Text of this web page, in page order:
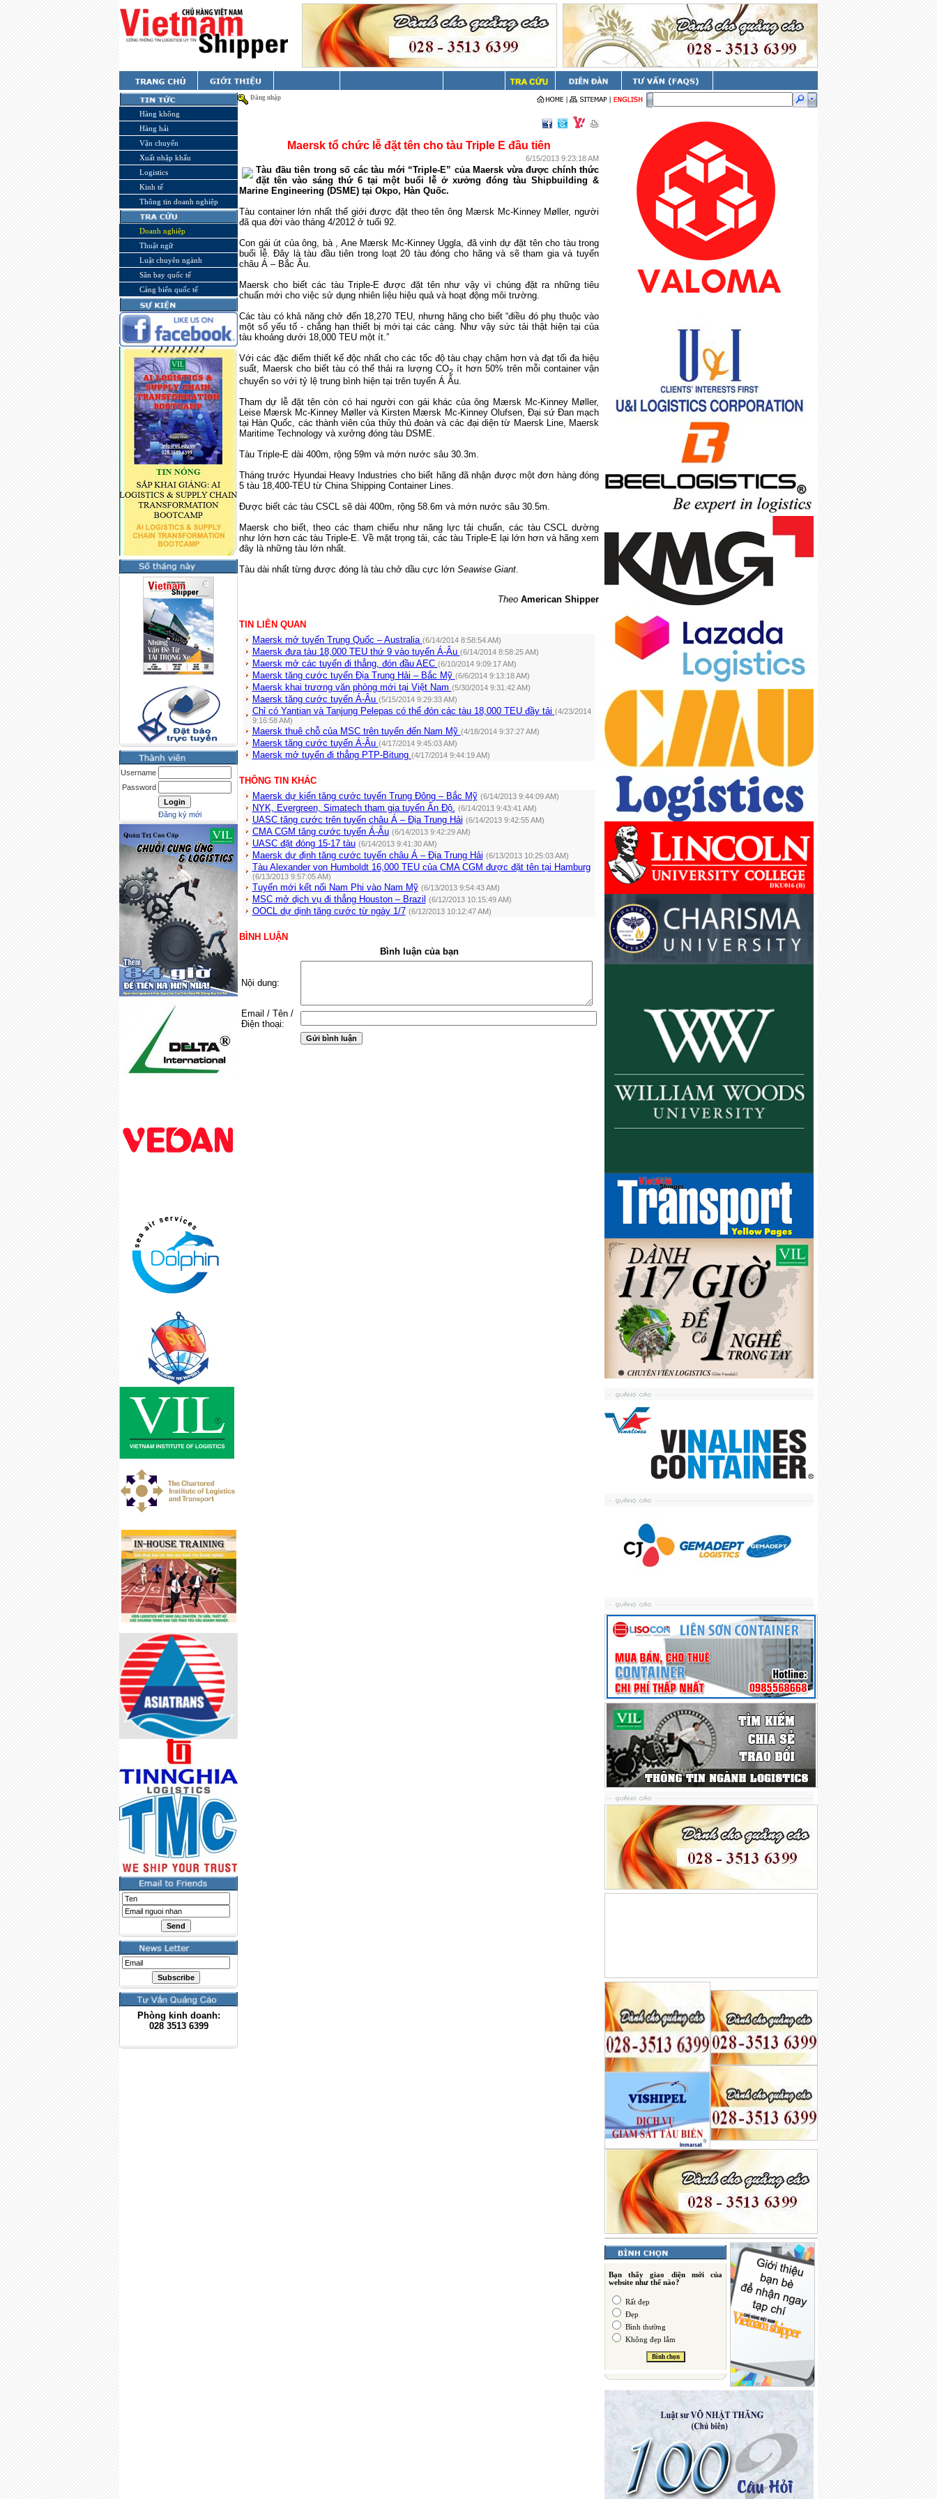
Hàng không
Hàng hải
Vận chuyển
Xuất nhập khẩu
Logistics
Kinh tế
Thông tin doanh nghiệp
Doanh nghiệp
Thuật ngữ
Luật chuyên ngành
Sân bay quốc tế
Cảng biển quốc tế
Username
Password
Đăng ký mới
Phòng kinh doanh:
028 3513 6399
Đăng nhập
Maersk tổ chức lễ đặt tên cho tàu Triple E đầu tiên
6/15/2013 9:23:18 AM
Tàu đầu tiên trong số các tàu mới “Triple-E” của Maersk vừa được chính thức
đặt tên vào sáng thứ 6 tại một buổi lễ ở xưởng đóng tàu Shipbuilding &
Marine Engineering (DSME) tại Okpo, Hàn Quốc.
Tàu container lớn nhất thế giới được đặt theo tên ông Mærsk Mc-Kinney Møller, người
đã qua đời vào tháng 4/2012 ở tuổi 92.
Con gái út của ông, bà , Ane Mærsk Mc-Kinney Uggla, đã vinh dự đặt tên cho tàu trong
buổi lễ. Đây là tàu đầu tiên trong loạt 20 tàu đóng cho hãng và sẽ tham gia và tuyến
châu Á – Bắc Âu.
Maersk cho biết các tàu Triple-E được đặt tên như vậy vì chúng đặt ra những tiêu
chuẩn mới cho việc sử dụng nhiên liệu hiệu quả và hoạt động môi trường.
Các tàu có khả năng chở đến 18,270 TEU, nhưng hãng cho biết “điều đó phụ thuộc vào
một số yếu tố - chẳng hạn thiết bị mới tại các cảng. Như vậy sức tải thật hiện tại của
tàu khoảng dưới 18,000 TEU một ít.”
Với các đặc điểm thiết kế độc nhất cho các tốc độ tàu chạy chậm hơn và đạt tối đa hiệu
suất, Maersk cho biết tàu có thể thải ra lượng CO2ít hơn 50% trên mỗi container vận
chuyển so với tỷ lệ trung bình hiện tại trên tuyến Á Âu.
Tham dự lễ đặt tên còn có hai người con gái khác của ông Mærsk Mc-Kinney Møller,
Leise Mærsk Mc-Kinney Møller và Kirsten Mærsk Mc-Kinney Olufsen, Đại sứ Đan mạch
tại Hàn Quốc, các thành viên của thủy thủ đoàn và các đại diện từ Maersk Line, Maersk
Maritime Technology và xưởng đóng tàu DSME.
Tàu Triple-E dài 400m, rộng 59m và mớn nước sâu 30.3m.
Tháng trước Hyundai Heavy Industries cho biết hãng đã nhận được một đơn hàng đóng
5 tàu 18,400-TEU từ China Shipping Container Lines.
Được biết các tàu CSCL sẽ dài 400m, rộng 58.6m và mớn nước sâu 30.5m.
Maersk cho biết, theo các tham chiếu như năng lực tải chuẩn, các tàu CSCL dường
như lớn hơn các tàu Triple-E. Về mặt trọng tải, các tàu Triple-E lại lớn hơn và hãng xem
đây là những tàu lớn nhất.
Tàu dài nhất từng được đóng là tàu chở dầu cực lớn Seawise Giant
Theo American Shipper
TIN LIÊN QUAN
Maersk mở tuyến Trung Quốc – Australia (6/14/2014 8:58:54 AM)
Maersk đưa tàu 18,000 TEU thứ 9 vào tuyến Á-Âu (6/14/2014 8:58:25 AM)
Maersk mở các tuyến đi thẳng, đón đầu AEC (6/10/2014 9:09:17 AM)
Maersk tăng cước tuyến Địa Trung Hải – Bắc Mỹ (6/6/2014 9:13:18 AM)
Maersk khai trương văn phòng mới tại Việt Nam (5/30/2014 9:31:42 AM)
Maersk tăng cước tuyến Á-Âu (5/15/2014 9:29:33 AM)
Chỉ có Yantian và Tanjung Pelepas có thể đón các tàu 18,000 TEU đầy tải (4/23/2014
9:16:58 AM)
Maersk thuê chỗ của MSC trên tuyến đến Nam Mỹ (4/18/2014 9:37:27 AM)
Maersk tăng cước tuyến Á-Âu (4/17/2014 9:45:03 AM)
Maersk mở tuyến đi thẳng PTP-Bitung (4/17/2014 9:44:19 AM)
THÔNG TIN KHÁC
Maersk dự kiến tăng cước tuyến Trung Đông – Bắc Mỹ (6/14/2013 9:44:09 AM)
NYK, Evergreen, Simatech tham gia tuyến Ấn Độ. (6/14/2013 9:43:41 AM)
UASC tăng cước trên tuyến châu Á – Địa Trung Hải (6/14/2013 9:42:55 AM)
CMA CGM tăng cước tuyến Á-Âu (6/14/2013 9:42:29 AM)
UASC đặt đóng 15-17 tàu (6/14/2013 9:41:30 AM)
Maersk dự định tăng cước tuyến châu Á – Địa Trung Hải (6/13/2013 10:25:03 AM)
Tàu Alexander von Humboldt 16,000 TEU của CMA CGM được đặt tên tại Hamburg
(6/13/2013 9:57:05 AM)
Tuyến mới kết nối Nam Phi vào Nam Mỹ (6/13/2013 9:54:43 AM)
MSC mở dịch vụ đi thẳng Houston – Brazil (6/12/2013 10:15:49 AM)
OOCL dự dịnh tăng cước từ ngày 1/7 (6/12/2013 10:12:47 AM)
BÌNH LUẬN
Bình luận của bạn
Nội dung:
Email / Tên /
Điện thoại:
Bạn thấy giao diện mới của
website như thế nào?
Rất đẹp
Đẹp
Bình thường
Không đẹp lắm